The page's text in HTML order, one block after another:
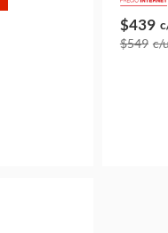
$439
$549 c/